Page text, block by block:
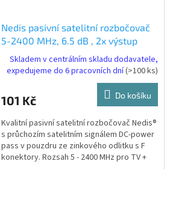
Nedis pasivní satelitní rozbočovač
5-2400 MHz, 6.5 dB , 2x výstup
(SSPL210ME)
Skladem v centrálním skladu dodavatele,
expedujeme do 6 pracovních dní(>100 ks)
101 Kč Do košíku
Kvalitní pasivní satelitní rozbočovač Nedis®
s průchozím satelitním signálem DC-power
pass v pouzdru ze zinkového odlitku s F
konektory. Rozsah 5 - 2400 MHz pro TV +